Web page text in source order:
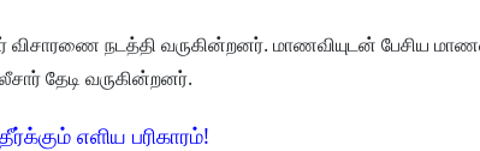
விசாரணை நடத்தி வருகின்றனர். மாணவியுடன் பேசிய
தேடி வருகின்றனர்.
எளிய பரிகாரம்!